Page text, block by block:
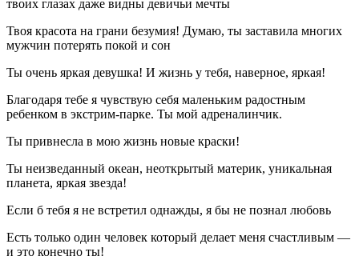
твоих глазах даже видны девичьи мечты
Твоя красота на грани безумия! Думаю, ты заставила многих
мужчин потерять покой и сон
Ты очень яркая девушка! И жизнь у тебя, наверное, яркая!
Благодаря тебе я чувствую себя маленьким радостным
ребенком в экстрим-парке. Ты мой адреналинчик.
Ты привнесла в мою жизнь новые краски!
Ты неизведанный океан, неоткрытый материк, уникальная
планета, яркая звезда!
Если б тебя я не встретил однажды, я бы не познал любовь
Есть только один человек который делает меня счастливым —
и это конечно ты!